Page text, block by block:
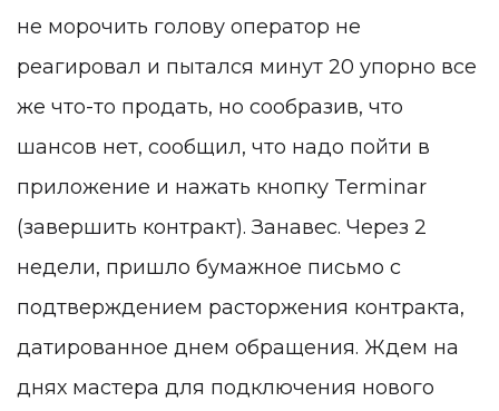
не морочить голову оператор не
реагировал и пытался минут 20 упорно все
же что-то продать, но сообразив, что
шансов нет, сообщил, что надо пойти в
приложение и нажать кнопку Terminar
(завершить контракт). Занавес. Через 2
недели, пришло бумажное письмо с
подтверждением расторжения контракта,
датированное днем обращения. Ждем на
днях мастера для подключения нового